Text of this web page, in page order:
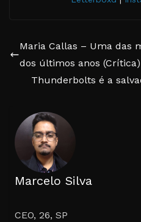
Maria Callas – Uma das
dos últimos anos (Crítica)
Thunderbolts é a
Marcelo Silva
CEO, 26, SP